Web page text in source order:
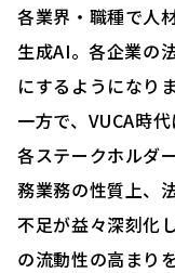
各業界・職種で人
生成AI。各企業の
にするようになり
一方で、VUCA時
各ステークホルダ
務業務の性質上、
不足が益々深刻化
の流動性の高まり